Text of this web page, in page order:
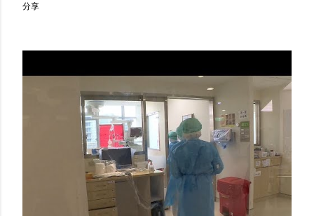
分享